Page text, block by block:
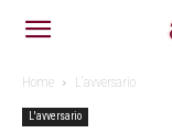
Home L'avversario
L'avversario